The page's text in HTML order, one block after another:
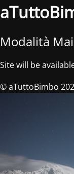
Modalità
Site will be
© aTuttoBimbo